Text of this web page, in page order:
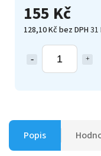
155 Kč
128,10 Kč bez DPH31
Popis